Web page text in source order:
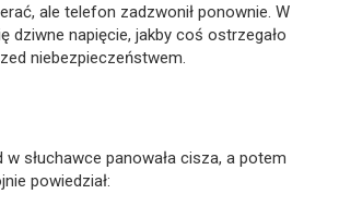
ale telefon zadzwonił ponownie. W
dziwne napięcie, jakby coś ostrzegało
niebezpieczeństwem.
w słuchawce panowała cisza, a potem
powiedział: